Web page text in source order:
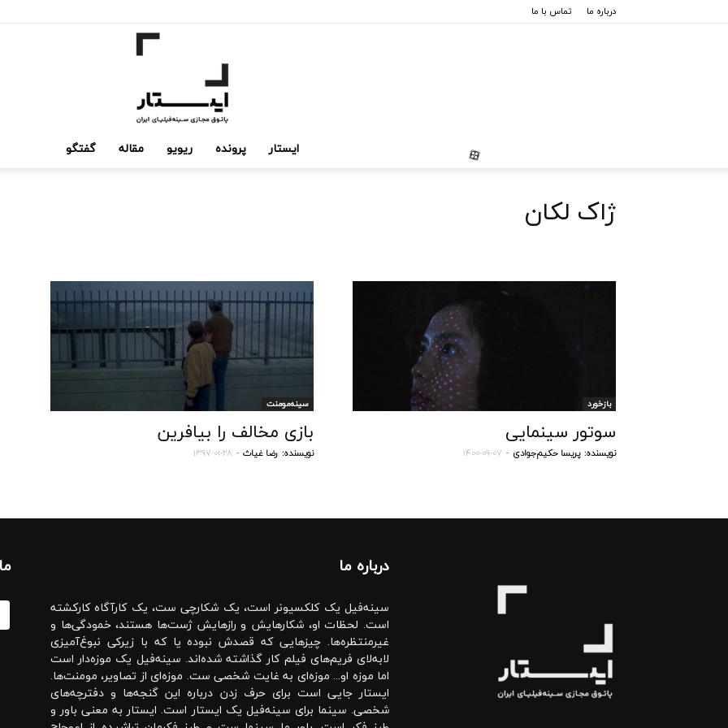
درباره ما تماس با ما
ایستار پرونده ریویو مقاله گفتگو
ژاک لکان
بازخورد
سوتور سینمایی
نویسنده: پریسا حکیم‌جوادی - ۱۴۰۰-۰۹-۰۷
سینه‌مومنت
بازی مخالف را بیافرین
نویسنده: رضا غیاث - ۱۳۹۷-۰۱-۲۸
درباره‌ ما
سینه‌فیل یک کلکسیونر است، یک شکارچی ست، یک کارآگاه کارکشته
است. لحظات او، شکارهایش و رازهایش ژست‌ها هستند، خمودگی‌ها و
غیرمنتظره‌ها. چیزهایی که قصدش نبوده یا که با زیرکی نبوغ‌آمیزی
لابه‌لای فریم‌های فیلم کار گذاشته شده‌اند. سینه‌فیل یک موزه‌دار است
اما موزه او... موزه‌ای به غایت شخصی ست. موزه‌ای از تصاویر، مومنت‌ها.
ایستار جایی است برای حرف زدن درباره این گنجه‌ها و دفترچه‌های
شخصی. سینما برای سینه‌فیل یک ایستار است. ایستار به معنی باور و